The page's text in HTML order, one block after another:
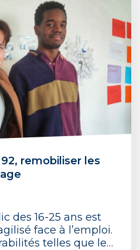
remobiliser les
des 16-25 ans est
face à l’emploi.
telles que le…